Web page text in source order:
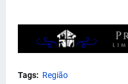
Tags: Região